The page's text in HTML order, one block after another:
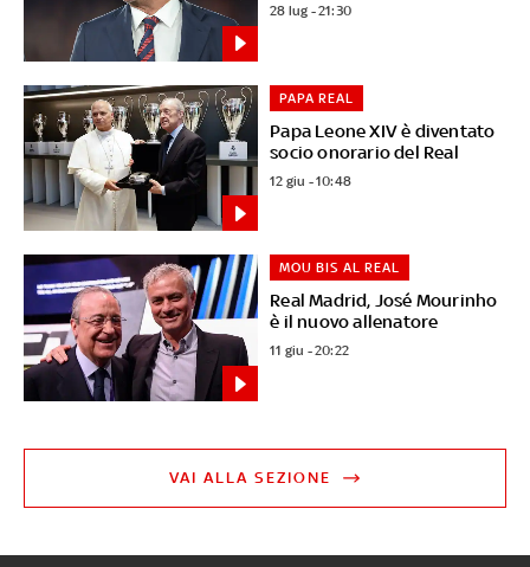
28 lug - 21:30
Papa Leone XIV è diventato
socio onorario del Real
PAPA REAL
12 giu - 10:48
Real Madrid, José Mourinho
è il nuovo allenatore
MOU BIS AL REAL
11 giu - 20:22
VAI ALLA SEZIONE